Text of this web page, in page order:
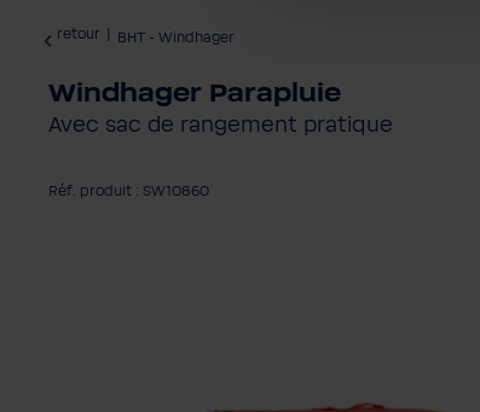
retour BHT - Windhager
Windhager Parapluie
Avec sac de rangement pratique
Réf. produit : SW10860